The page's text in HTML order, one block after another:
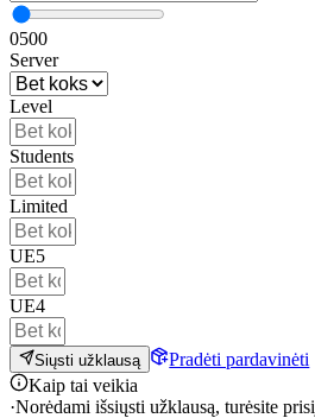
0500
Server
Level
Students
Limited
UE5
UE4
Siųsti užklausą
Pradėti pardavinėti
Kaip tai veikia
·Norėdami išsiųsti užklausą, turėsite